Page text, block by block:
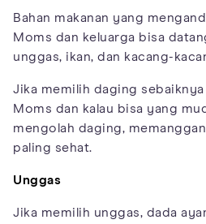
Bahan makanan yang
Moms dan keluarga bisa
unggas, ikan, dan kacang-
Jika memilih daging
Moms dan kalau bisa yang
mengolah daging,
paling sehat.
Unggas
Jika memilih unggas, dada